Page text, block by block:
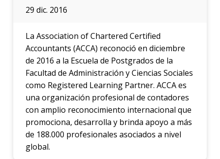
29 dic. 2016
La Association of Chartered Certified
Accountants (ACCA) reconoció en diciembre
de 2016 a la Escuela de Postgrados de la
Facultad de Administración y Ciencias Sociales
como Registered Learning Partner. ACCA es
una organización profesional de contadores
con amplio reconocimiento internacional que
promociona, desarrolla y brinda apoyo a más
de 188.000 profesionales asociados a nivel
global.